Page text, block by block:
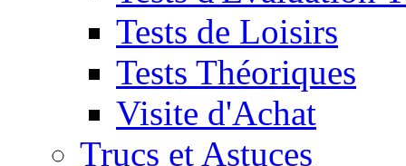
Tests de Loisirs
Tests Théoriques
Visite d'Achat
Trucs et Astuces